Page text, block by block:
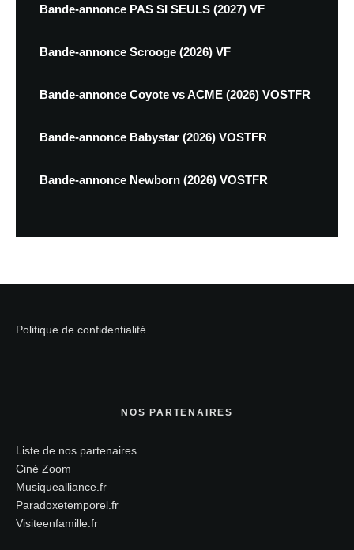
Bande-annonce PAS SI SEULS (2027) VF
Bande-annonce Scrooge (2026) VF
Bande-annonce Coyote vs ACME (2026) VOSTFR
Bande-annonce Babystar (2026) VOSTFR
Bande-annonce Newborn (2026) VOSTFR
Politique de confidentialité
NOS PARTENAIRES
Liste de nos partenaires
Ciné Zoom
Musiquealliance.fr
Paradoxetemporel.fr
Visiteenfamille.fr